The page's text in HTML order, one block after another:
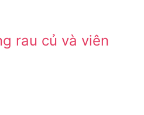
rau củ và viên